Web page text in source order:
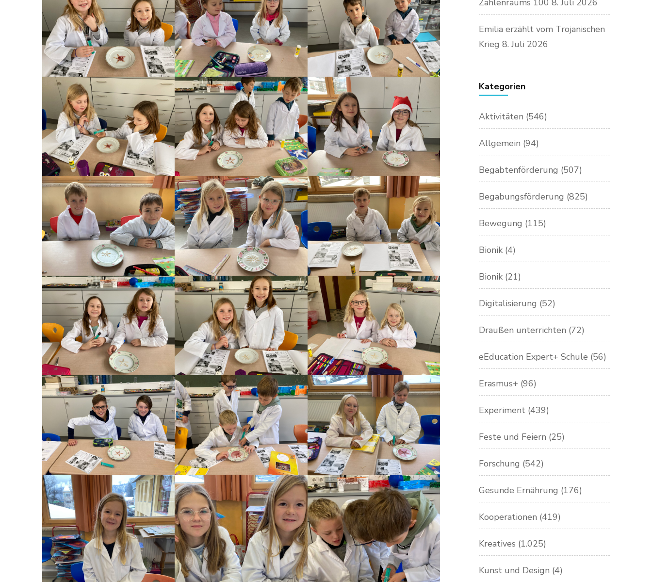
Zahlenraums 100 8. Juli 2026
Emilia erzählt vom Trojanischen
Krieg 8. Juli 2026
Kategorien
Aktivitäten (546)
Allgemein (94)
Begabtenförderung (507)
Begabungsförderung (825)
Bewegung (115)
Bionik (4)
Bionik (21)
Digitalisierung (52)
Draußen unterrichten (72)
eEducation Expert+ Schule (56)
Erasmus+ (96)
Experiment (439)
Feste und Feiern (25)
Forschung (542)
Gesunde Ernährung (176)
Kooperationen (419)
Kreatives (1.025)
Kunst und Design (4)